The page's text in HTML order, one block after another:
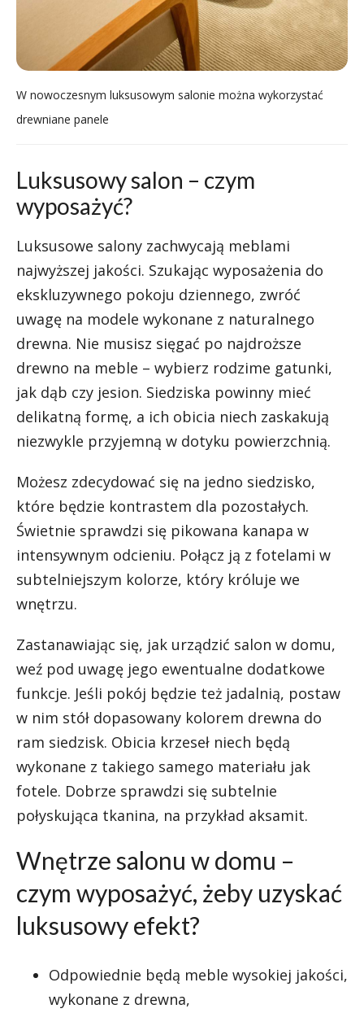
W nowoczesnym luksusowym salonie można wykorzystać
drewniane panele
Luksusowy salon – czym
wyposażyć?
Luksusowe salony zachwycają meblami
najwyższej jakości. Szukając wyposażenia do
ekskluzywnego pokoju dziennego, zwróć
uwagę na modele wykonane z naturalnego
drewna. Nie musisz sięgać po najdroższe
drewno na meble – wybierz rodzime gatunki,
jak dąb czy jesion. Siedziska powinny mieć
delikatną formę, a ich obicia niech zaskakują
niezwykle przyjemną w dotyku powierzchnią.
Możesz zdecydować się na jedno siedzisko,
które będzie kontrastem dla pozostałych.
Świetnie sprawdzi się pikowana kanapa w
intensywnym odcieniu. Połącz ją z fotelami w
subtelniejszym kolorze, który króluje we
wnętrzu.
Zastanawiając się, jak urządzić salon w domu,
weź pod uwagę jego ewentualne dodatkowe
funkcje. Jeśli pokój będzie też jadalnią, postaw
w nim stół dopasowany kolorem drewna do
ram siedzisk. Obicia krzeseł niech będą
wykonane z takiego samego materiału jak
fotele. Dobrze sprawdzi się subtelnie
połyskująca tkanina, na przykład aksamit.
Wnętrze salonu w domu –
czym wyposażyć, żeby uzyskać
luksusowy efekt?
Odpowiednie będą meble wysokiej jakości,
wykonane z drewna,